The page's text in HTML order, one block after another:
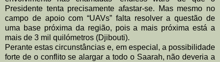
Presidente tenta precisamente afastar-se.
Mas mesmo no
campo de apoio com “UAVs” falta resolver a questão de
uma base próxima da região, pois a mais próxima está a
mais de 3 mil quilómetros (Djibouti).
Perante estas circunstâncias e, em especial, a possibilidade
forte de o conflito sealargar a todo o Saarah, não deveria a